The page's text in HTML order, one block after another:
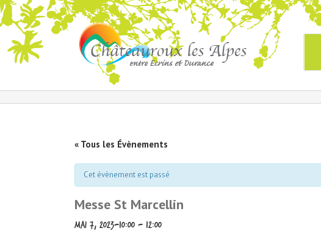
« Tous les Évènements
Cet évènement est passé
Messe St Marcellin
mai 7, 2023-10:00 - 12:00